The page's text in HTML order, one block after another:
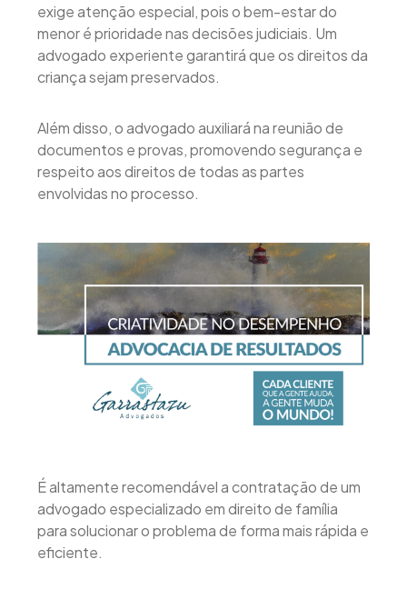
exige atenção especial, pois o bem-estar do
menor é prioridade nas decisões judiciais. Um
advogado experiente garantirá que os direitos da
criança sejam preservados.
Além disso, o advogado auxiliará na reunião de
documentos e provas, promovendo segurança e
respeito aos direitos de todas as partes
envolvidas no processo.
É altamente recomendável a contratação de um
advogado especializado em direito de família
para solucionar o problema de forma mais rápida e
eficiente.